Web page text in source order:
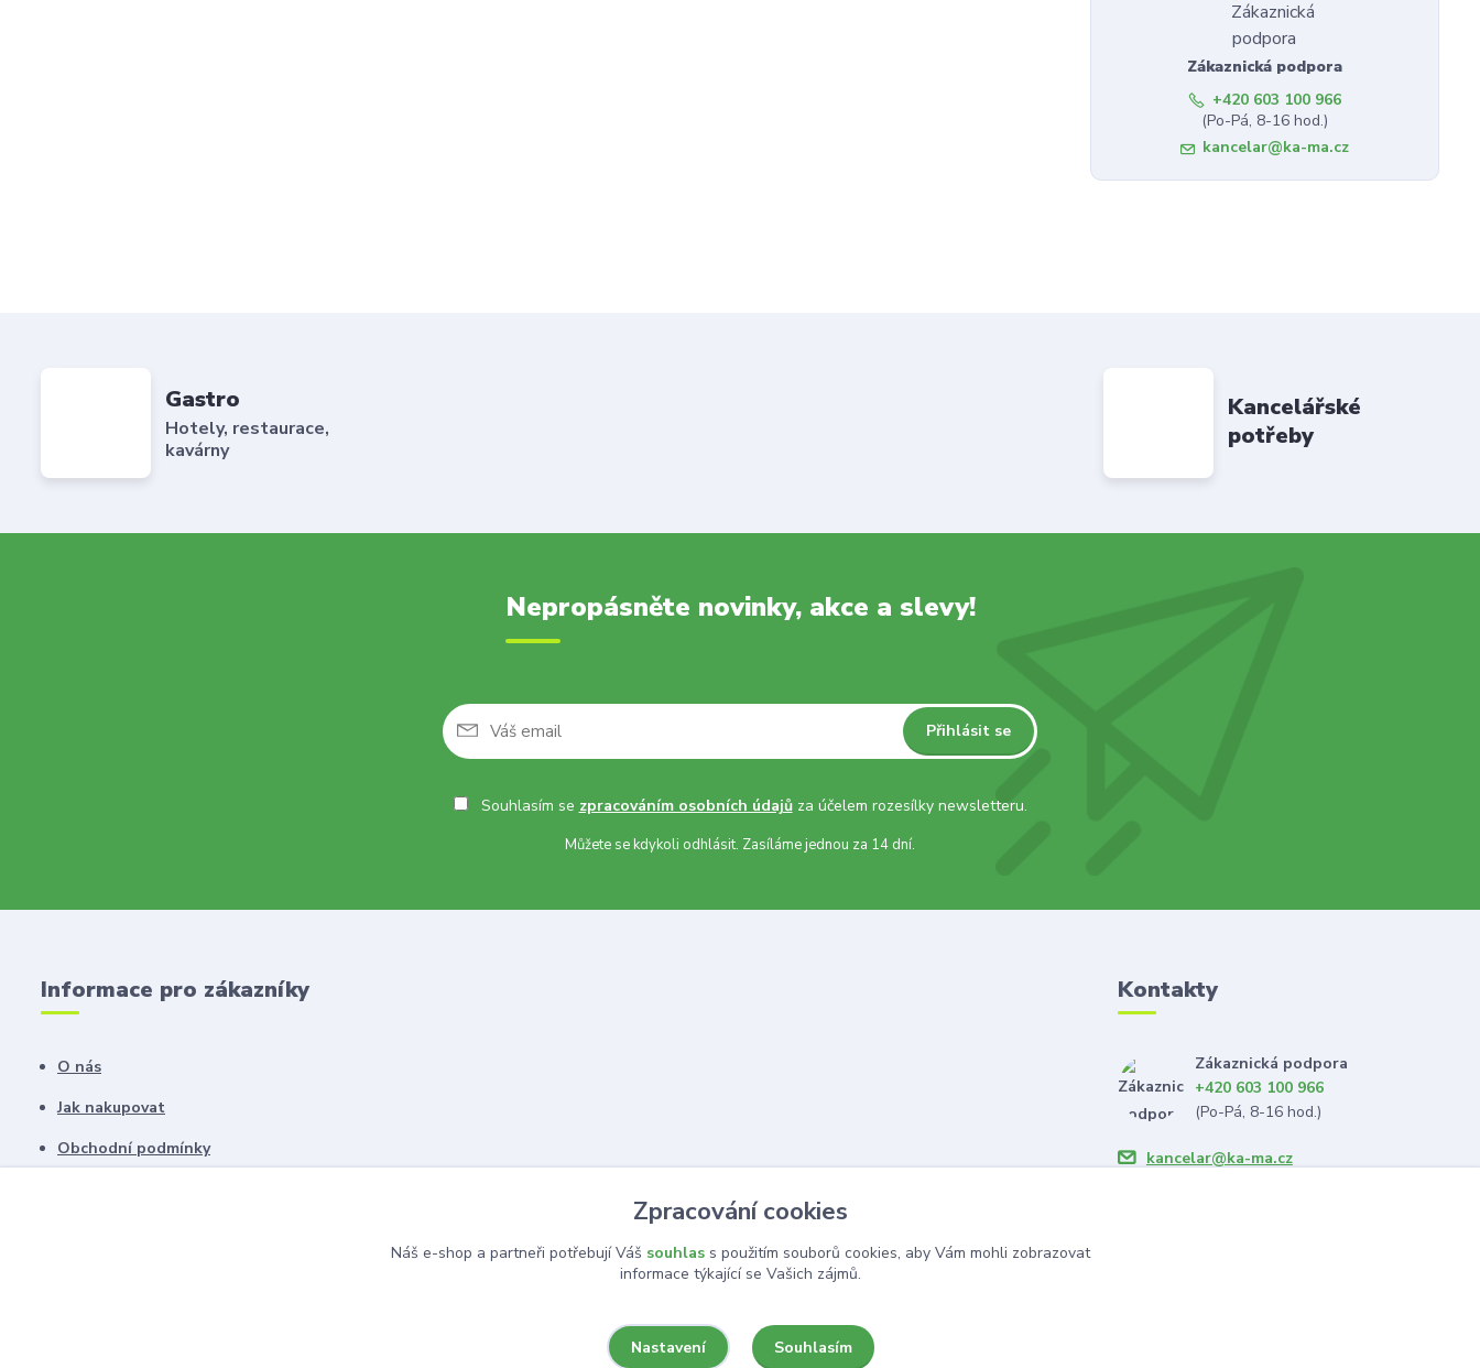
Zákaznická podpora
+420 603 100 966
(Po-Pá, 8-16 hod.)
kancelar@ka-ma.cz
Gastro
Hotely, restaurace,
kavárny
Kancelářské
potřeby
Nepropásněte novinky, akce a slevy!
Přihlásit se
Souhlasím se zpracováním osobních údajůza účelem rozesílky newsletteru.
Můžete se kdykoli odhlásit. Zasíláme jednou za 14 dní.
Informace pro zákazníky
O nás
Jak nakupovat
Obchodní podmínky
Kontakty
Zákaznická podpora
+420 603 100 966
(Po-Pá, 8-16 hod.)
kancelar@ka-ma.cz
Zpracování cookies
Náš e-shop a partneři potřebují Váš souhlass použitím souborů cookies, aby Vám mohli zobrazovat
informace týkající se Vašich zájmů.
Nastavení Souhlasím